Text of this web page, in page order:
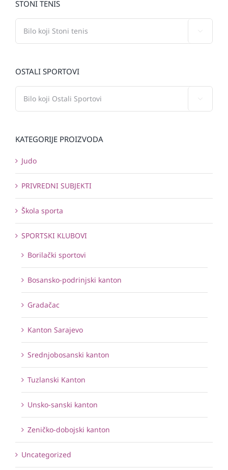
STONI TENIS
OSTALI SPORTOVI
KATEGORIJE PROIZVODA
Judo
PRIVREDNI SUBJEKTI
Škola sporta
SPORTSKI KLUBOVI
Borilački sportovi
Bosansko-podrinjski kanton
Gradačac
Kanton Sarajevo
Srednjobosanski kanton
Tuzlanski Kanton
Unsko-sanski kanton
Zeničko-dobojski kanton
Uncategorized